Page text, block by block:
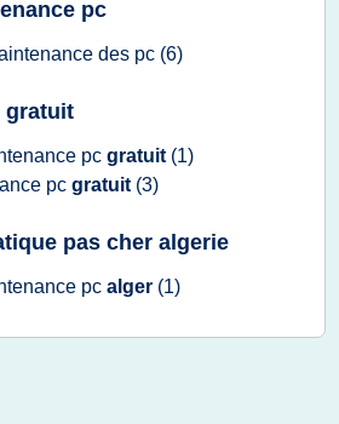
pc
des pc (6)
gratuit
pc gratuit (1)
pc gratuit (3)
pas cher algerie
pc alger (1)